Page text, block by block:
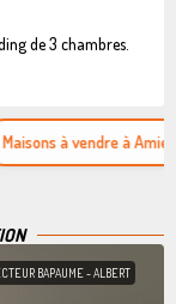
de 3 chambres.
à vendre à Amiens
BAPAUME - ALBERT